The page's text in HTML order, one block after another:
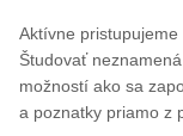
Aktívne
Študovať
možností ako sa
a poznatky priamo z